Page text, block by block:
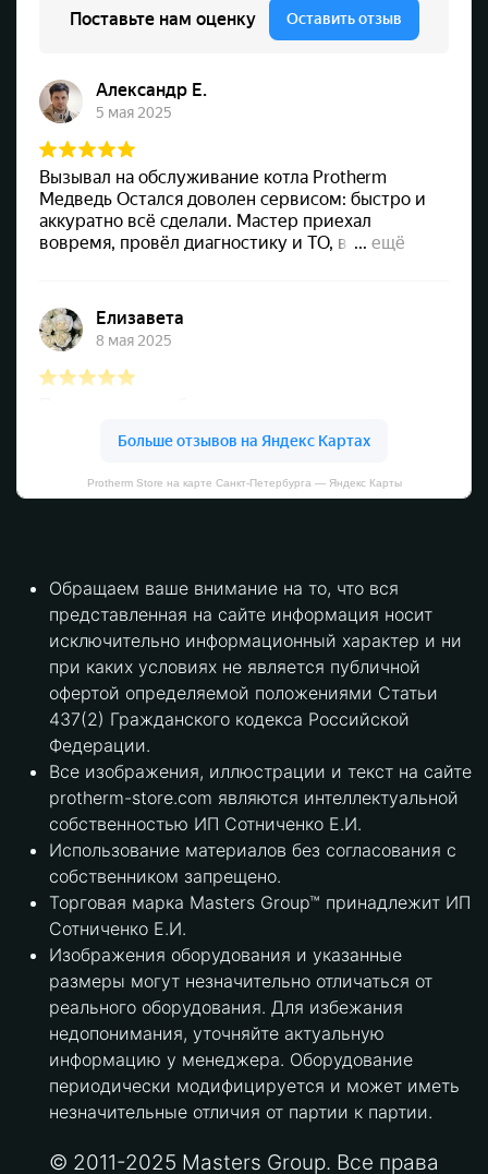
Protherm Store на карте Санкт‑Петербурга — Яндекс Карты
Обращаем ваше внимание на то, что вся
представленная на сайте информация носит
исключительно информационный характер и ни
при каких условиях не является публичной
офертой определяемой положениями Статьи
437(2) Гражданского кодекса Российской
Федерации.
Все изображения, иллюстрации и текст на сайте
protherm-store.com являются интеллектуальной
собственностью ИП Сотниченко Е.И.
Использование материалов без согласования с
собственником запрещено.
Торговая марка Masters Group™ принадлежит ИП
Сотниченко Е.И.
Изображения оборудования и указанные
размеры могут незначительно отличаться от
реального оборудования. Для избежания
недопонимания, уточняйте актуальную
информацию у менеджера. Оборудование
периодически модифицируется и может иметь
незначительные отличия от партии к партии.
© 2011-2025 Masters Group. Все права